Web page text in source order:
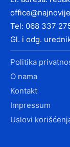
Tel: 068 337
Gl. i odg.
Politika
O nama
Kontakt
Impressum
Uslovi